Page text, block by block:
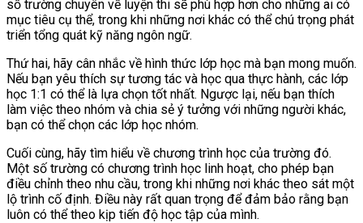
số trường chuyên về luyện thi sẽ phù hợp hơn cho những ai có
mục tiêu cụ thể, trong khi những nơi khác có thể chú trọng phát
triển tổng quát kỹ năng ngôn ngữ.
Thứ hai, hãy cân nhắc về hình thức lớp học mà bạn mong muốn.
Nếu bạn yêu thích sự tương tác và học qua thực hành, các lớp
học 1:1 có thể là lựa chọn tốt nhất. Ngược lại, nếu bạn thích
làm việc theo nhóm và chia sẻ ý tưởng với những người khác,
bạn có thể chọn các lớp học nhóm.
Cuối cùng, hãy tìm hiểu về chương trình học của trường đó.
Một số trường có chương trình học linh hoạt, cho phép bạn
điều chỉnh theo nhu cầu, trong khi những nơi khác theo sát một
lộ trình cố định. Điều này rất quan trọng để đảm bảo rằng bạn
luôn có thể theo kịp tiến độ học tập của mình.